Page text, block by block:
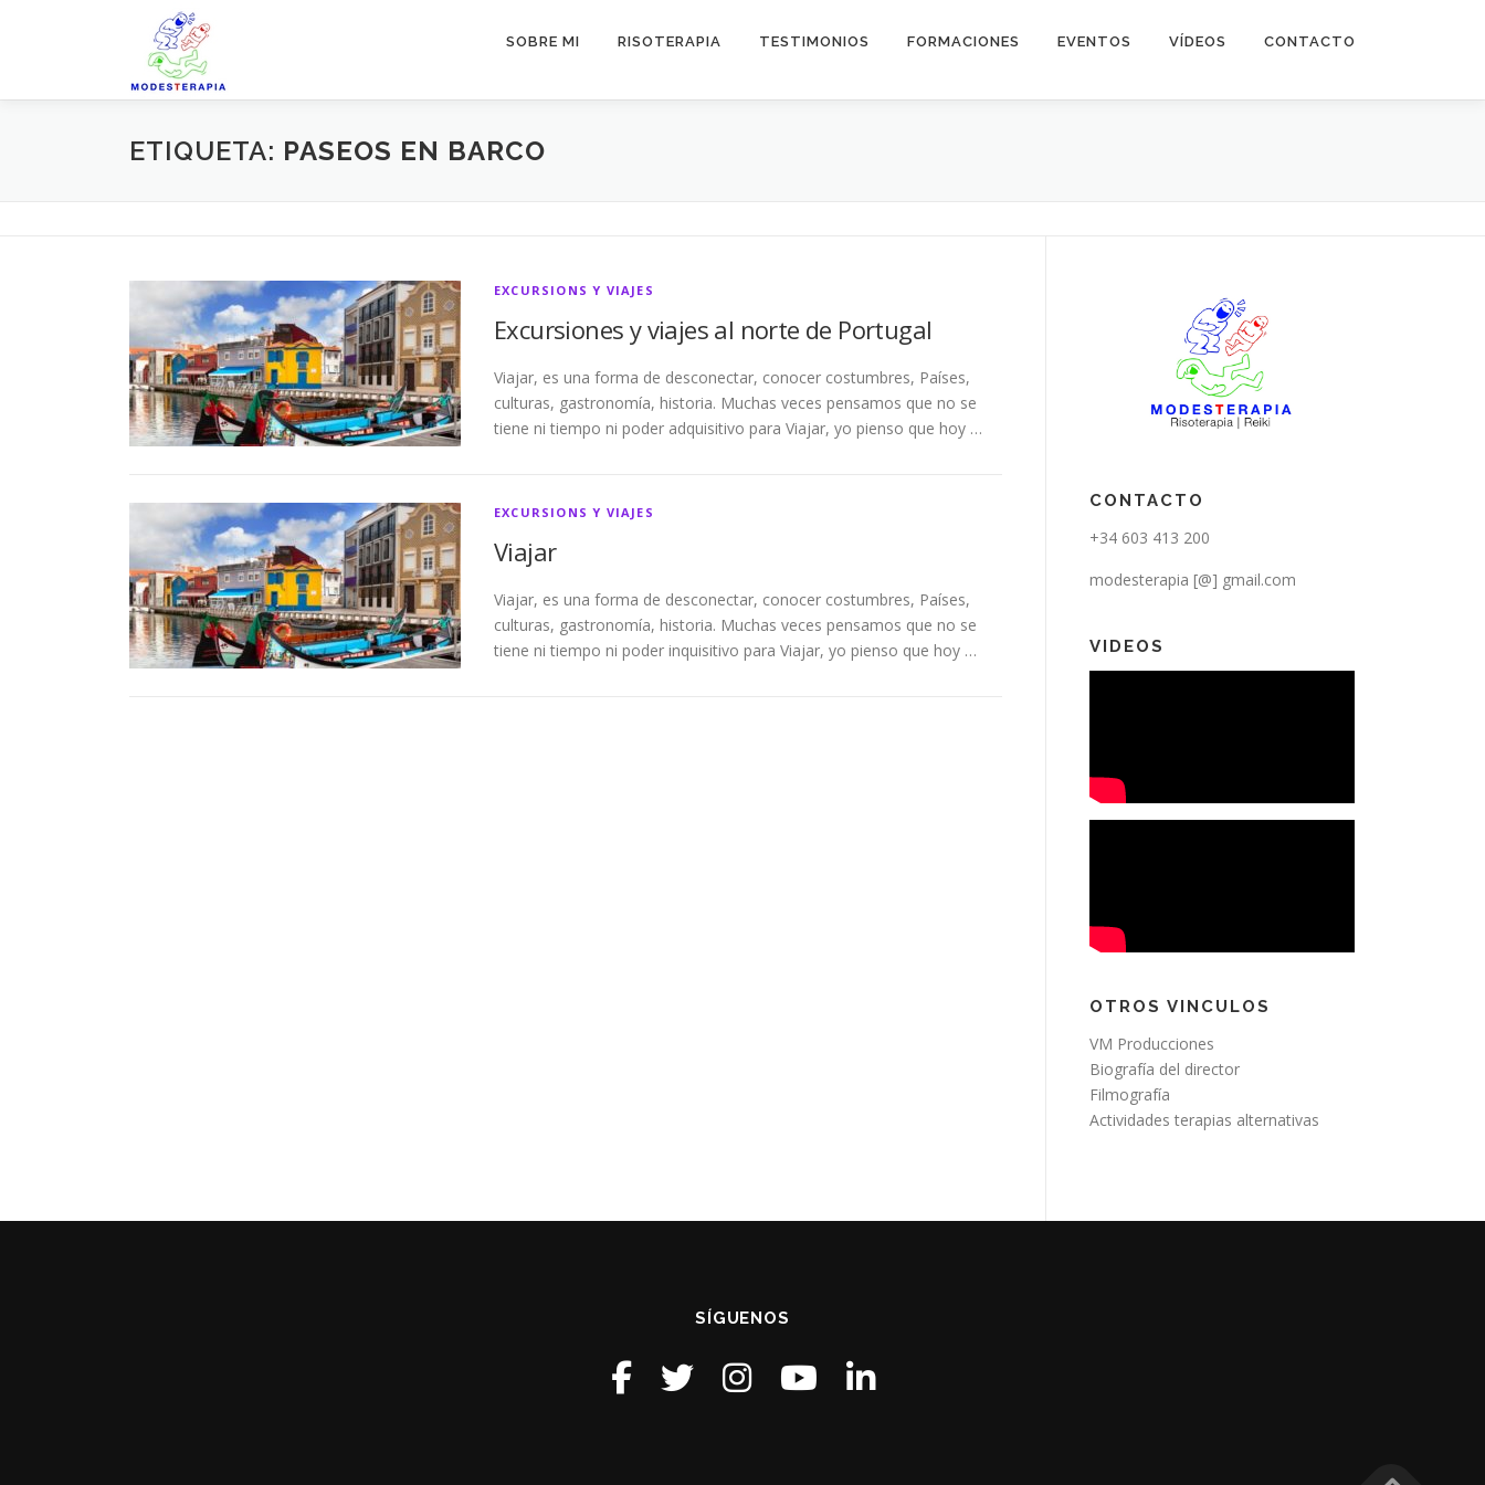
SOBRE MI RISOTERAPIA TESTIMONIOS FORMACIONES EVENTOS VÍDEOS CONTACTO
ETIQUETA: PASEOS EN BARCO
EXCURSIONS Y VIAJES
Excursiones y viajes al norte de Portugal
Viajar, es una forma de desconectar, conocer costumbres, Países,
culturas, gastronomía, historia. Muchas veces pensamos que no se
tiene ni tiempo ni poder adquisitivo para Viajar, yo pienso que hoy …
EXCURSIONS Y VIAJES
Viajar
Viajar, es una forma de desconectar, conocer costumbres, Países,
culturas, gastronomía, historia. Muchas veces pensamos que no se
tiene ni tiempo ni poder inquisitivo para Viajar, yo pienso que hoy …
CONTACTO
+34 603 413 200
modesterapia [@] gmail.com
VIDEOS
OTROS VINCULOS
VM Producciones
Biografía del director
Filmografía
Actividades terapias alternativas
SÍGUENOS